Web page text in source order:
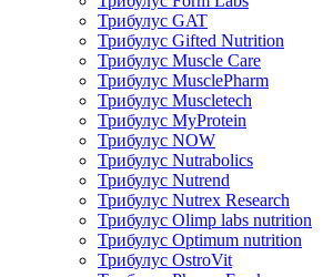
Трибулус GAT
Трибулус Gifted Nutrition
Трибулус Muscle Care
Трибулус MusclePharm
Трибулус Muscletech
Трибулус MyProtein
Трибулус NOW
Трибулус Nutrabolics
Трибулус Nutrend
Трибулус Nutrex Research
Трибулус Olimp labs nutrition
Трибулус Optimum nutrition
Трибулус OstroVit